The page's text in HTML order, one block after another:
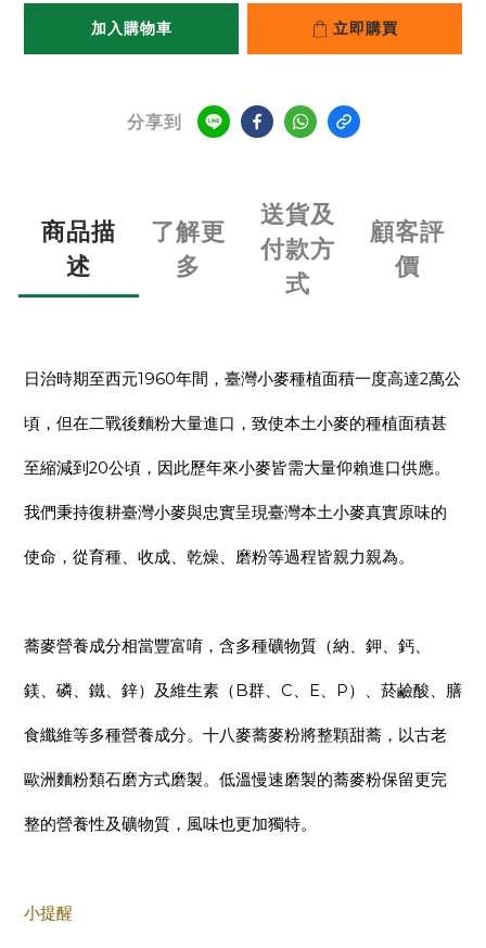
加入購物車 立即購買
分享到
商品描
述
了解更
多
送貨及
付款方
式
顧客評
價
日治時期至西元1960年間，臺灣小麥種植面積一度高達2萬公
頃，但在二戰後麵粉大量進口，致使本土小麥的種植面積甚
至縮減到 20公頃，因此歷年來小麥皆需大量仰賴進口供應。
我們秉持復耕臺灣小麥與忠實呈現臺灣本土小麥真實原味的
使命，從育種、收成、乾燥、磨粉等過程皆親力親為。
蕎麥營養成分相當豐富唷，含多種礦物質（納、鉀、鈣、
鎂、磷、鐵、鋅）及維生素（B群、 C E P）、菸鹼酸、膳
食纖維等多種營養成分。十八麥蕎麥粉將整顆甜蕎，以古老
歐洲麵粉類石磨方式磨製。低溫慢速磨製的蕎麥粉保留更完
整的營養性及礦物質，風味也更加獨特。
小提醒